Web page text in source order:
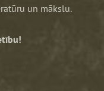
un mākslu.